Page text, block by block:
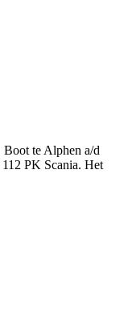
Boot te Alphen a/d
PK Scania. Het